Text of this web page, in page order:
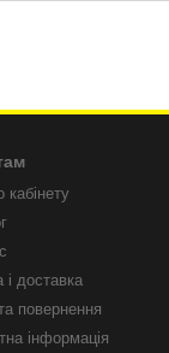
кабінету
доставка
повернення
інформація